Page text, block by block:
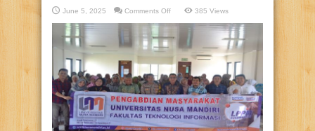
June 5, 2025 Comments Offon
Universitas
Mandiri
Gelar
Pelatihan
Pembuatan
Video
Pendek
bagi
Kader
Posyandu
untuk
Sosialisasi
Imunisasi
385 Views